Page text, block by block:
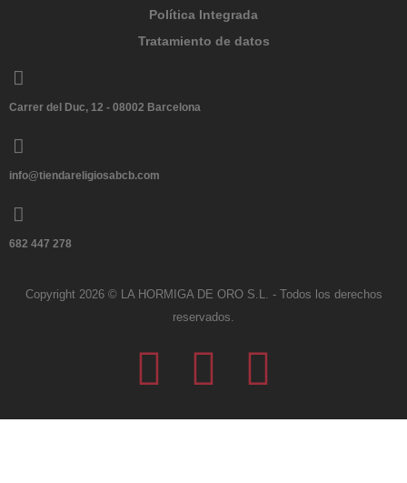
Política Integrada
Tratamiento de datos
Carrer del Duc, 12 - 08002 Barcelona
info@tiendareligiosabcb.com
682 447 278
Copyright 2026 © LA HORMIGA DE ORO S.L. - Todos los derechos
reservados.